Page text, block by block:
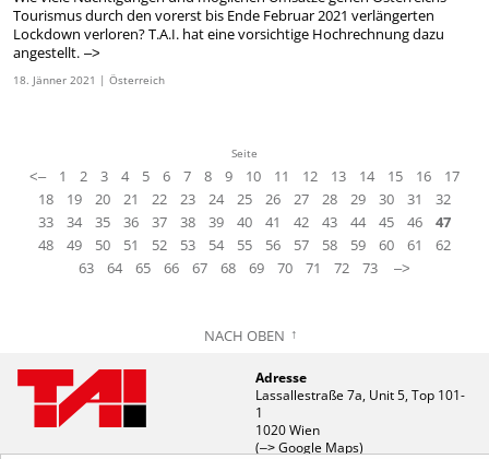
Tourismus durch den vorerst bis Ende Februar 2021 verlängerten
Lockdown verloren? T.A.I. hat eine vorsichtige Hochrechnung dazu
angestellt.–>
18. Jänner2021 | Österreich
Seite
<– 1 2 3 4 5 6 7 8 9 10 11 12 13 14 15 16
17
18
19 20 21 22 23 24 25 26 27 28 29 30 31
32
33
34 35 36 37 38 39 40 41 42 43 44 45 46
47
48
49 50 51 52 53 54 55 56 57 58 59 60 61
62
63
64 65 66 67 68 69 70 71 72 73 –>
NACH OBEN
Adresse
Lassallestraße 7a, Unit 5, Top 101-
1
1020 Wien
(–> Google Maps)